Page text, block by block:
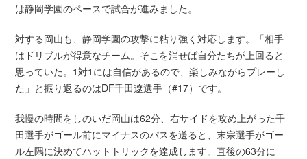
は静岡学園のペースで試合が進みました。
対する岡山も、静岡学園の攻撃に粘り強く対応します。「相手
はドリブルが得意なチーム。そこを消せば自分たちが上回ると
思っていた。1対1には自信があるので、楽しみながらプレーし
た」と振り返るのはDF千田遼選手（#17）です。
我慢の時間をしのいだ岡山は62分、右サイドを攻め上がった千
田選手がゴール前にマイナスのパスを送ると、末宗選手がゴー
ル左隅に決めてハットトリックを達成します。直後の63分に